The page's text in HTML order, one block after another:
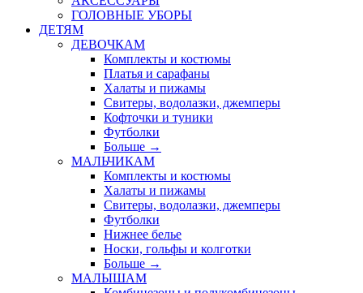
ГОЛОВНЫЕ УБОРЫ
ДЕТЯМ
ДЕВОЧКАМ
Комплекты и костюмы
Платья и сарафаны
Халаты и пижамы
Свитеры, водолазки, джемперы
Кофточки и туники
Футболки
Больше →
МАЛЬЧИКАМ
Комплекты и костюмы
Халаты и пижамы
Свитеры, водолазки, джемперы
Футболки
Нижнее белье
Носки, гольфы и колготки
Больше →
МАЛЫШАМ